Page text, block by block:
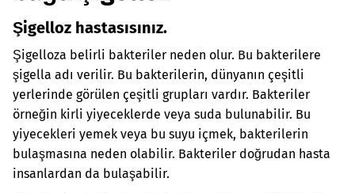
Şigelloz hastasısınız.
Şigelloza belirli bakteriler neden olur. Bu bakterilere
şigella adı verilir. Bu bakterilerin, dünyanın çeşitli
yerlerinde görülen çeşitli grupları vardır. Bakteriler
örneğin kirli yiyeceklerde veya suda bulunabilir. Bu
yiyecekleri yemek veya bu suyu içmek, bakterilerin
bulaşmasına neden olabilir. Bakteriler doğrudan hasta
insanlardan da bulaşabilir.